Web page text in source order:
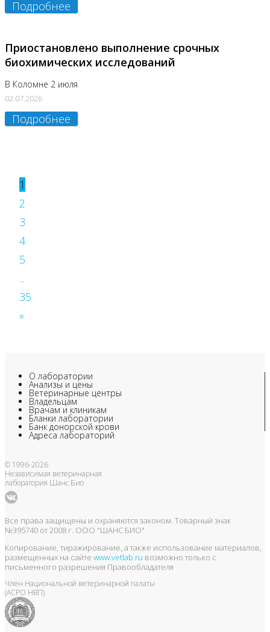
Подробнее
Приостановлено выполнение срочных
биохимических исследований
В Коломне 2 июля
02.07.2026
Подробнее
1
2
3
4
5
...
35
»
О лаборатории
Анализы и цены
Ветеринарные центры
Владельцам
Врачам и клиникам
Бланки лаборатории
Банк донорской крови
Адреса лабораторий
© 1996-2026
Независимая ветеринарная
лаборатория Шанс Био
Все права защищены и охраняются законом. Товарный знак
№395740 от 2008 г. ООО "ШАНС БИО"
Копирование, тиражирование, а также использование материалов,
размещенных на сайте www.vetlab.ru возможно только с
письменного разрешения Правообладателя
Член Национальной ветеринарной палаты
(АСРО НВП)